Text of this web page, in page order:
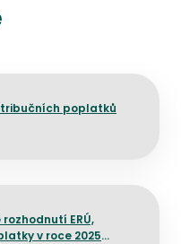
poplatků
ERÚ,
v roce 2025